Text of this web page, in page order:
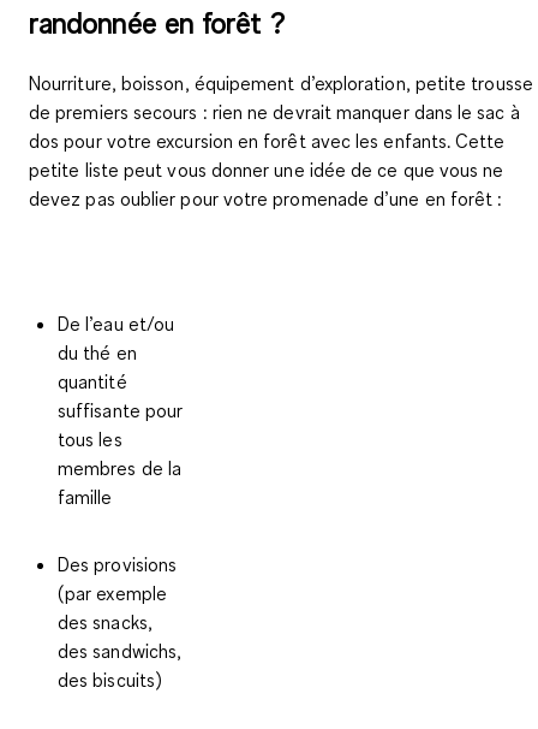
randonnée en forêt ?
Nourriture, boisson, équipement d’exploration, petite trousse
de premiers secours : rien ne devrait manquer dans le sac à
dos pour votre excursion en forêt avec les enfants. Cette
petite liste peut vous donner une idée de ce que vous ne
devez pas oublier pour votre promenade d’une en forêt :
De l’eau et/ou
du thé en
quantité
suffisante pour
tous les
membres de la
famille
Des provisions
(par exemple
des snacks,
des sandwichs,
des biscuits)